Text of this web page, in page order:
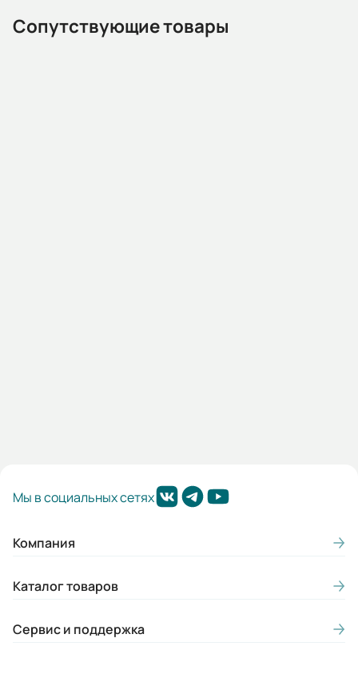
Сопутствующие товары
Мы в социальных сетях
Компания
Каталог товаров
Сервис и поддержка